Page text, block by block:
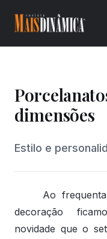
dimensões
Estilo e
Ao
decoração
novidade que o